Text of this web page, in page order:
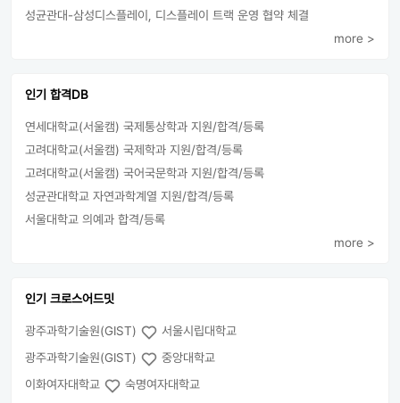
성균관대-삼성디스플레이, 디스플레이 트랙 운영 협약 체결
more >
인기 합격DB
연세대학교(서울캠) 국제통상학과 지원/합격/등록
고려대학교(서울캠) 국제학과 지원/합격/등록
고려대학교(서울캠) 국어국문학과 지원/합격/등록
성균관대학교 자연과학계열 지원/합격/등록
서울대학교 의예과 합격/등록
more >
인기 크로스어드밋
광주과학기술원(GIST)
서울시립대학교
광주과학기술원(GIST)
중앙대학교
이화여자대학교
숙명여자대학교